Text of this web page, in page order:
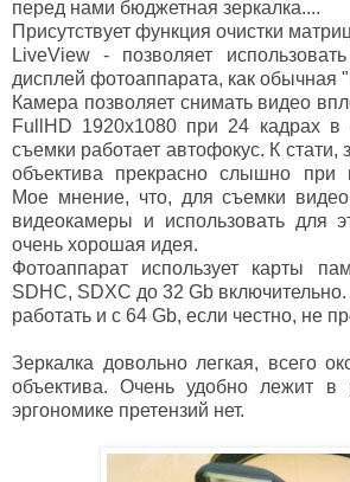
перед нами бюджетная зеркалка....
Присутствует функция очистки
LiveView - позволяет
дисплей фотоаппарата, как обычная
Камера позволяет снимать видео
FullHD 1920х1080 при 24 кадрах в
съемки работает автофокус. К стати,
объектива прекрасно слышно при
Мое мнение, что, для съемки
видеокамеры и использовать для
очень хорошая идея.
Фотоаппарат использует карты
SDHC, SDXC до 32 Gb
работать и с 64 Gb, если честно, не
Зеркалка довольно легкая, всего
объектива. Очень удобно лежит
эргономике претензий нет.